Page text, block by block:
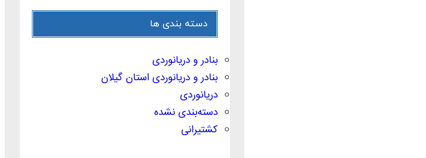
دسته بندی ها
بنادر و دریانوردی
بنادر و دریانوردی استان گیلان
دریانوردی
دسته‌بندی نشده
کشتیرانی